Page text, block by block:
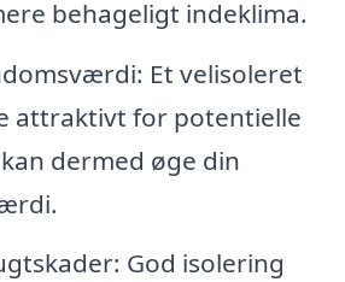
behageligt indeklima.
Et velisoleret
attraktivt for potentielle
dermed øge din
God isolering